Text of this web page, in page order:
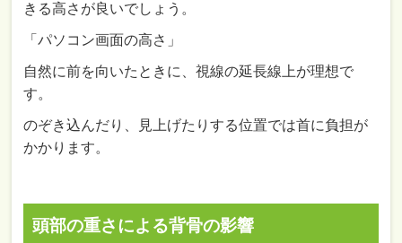
きる高さが良いでしょう。
「パソコン画面の高さ」
自然に前を向いたときに、視線の延長線上が理想で
す。
のぞき込んだり、見上げたりする位置では首に負担が
かかります。
頭部の重さによる背骨の影響